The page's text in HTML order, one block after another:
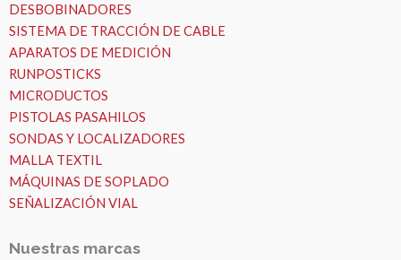
DESBOBINADORES
SISTEMA DE TRACCIÓN DE CABLE
APARATOS DE MEDICIÓN
RUNPOSTICKS
MICRODUCTOS
PISTOLAS PASAHILOS
SONDAS Y LOCALIZADORES
MALLA TEXTIL
MÁQUINAS DE SOPLADO
SEÑALIZACIÓN VIAL
Nuestras marcas